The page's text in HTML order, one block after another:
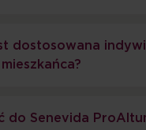
dostosowana
do Senevida